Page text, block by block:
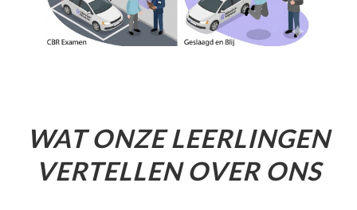
WAT ONZE LEERLINGEN
VERTELLEN OVER ONS